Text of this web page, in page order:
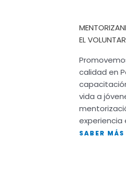
EL
calidad en
vida a
experiencia
SABER MÁS